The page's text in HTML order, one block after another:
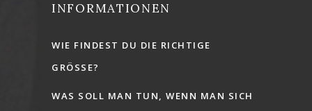
INFORMATIONEN
WIE FINDEST DU DIE RICHTIGE
GRÖSSE?
WAS SOLL MAN TUN, WENN MAN SICH